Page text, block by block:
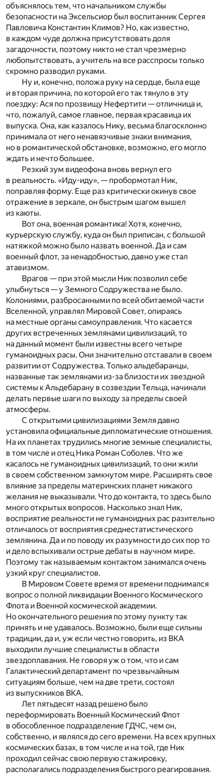
объяснялось тем, что начальником службы
безопасности на Эксельсиор был воспитанник Сергея
Павловича Константин Климов? Но, как известно,
в каждом чуде должна присутствовать доля
загадочности, поэтому никто не стал чрезмерно
любопытствовать, а учитель на все расспросы только
скромно разводил руками.
Ну и, конечно, положа руку на сердце, была еще
и вторая причина, по которой его так тянуло в эту
поездку: Ася по прозвищу Нефертити — отличница и,
что, пожалуй, самое главное, первая красавица их
выпуска. Она, как казалось Нику, весьма благосклонно
принимала от него ненавязчивые знаки внимания,
но в романтической обстановке, возможно, его могло
ждать и нечто большее.
Резкий зум видеофона вновь вернул его
в реальность. «Иду-иду», — пробормотал Ник,
поправляя форму. Еще раз критически окинув свое
отражение в зеркале, он быстрым шагом вышел
из каюты.
Вот она, военная романтика! Хотя, конечно,
курьерскую службу, куда он был приписан, с большой
натяжкой можно было назвать военной. Да и сам
военный флот, за ненадобностью, давно уже стал
атавизмом.
Врагов — при этой мысли Ник позволил себе
улыбнуться — у Земного Содружества не было.
Колониями, разбросанными по всей обитаемой части
Вселенной, управлял Мировой Совет, опираясь
на местные органы самоуправления. Что касается
других встреченных землянами цивилизаций, то
на данный момент были известны всего четыре
гуманоидных расы. Они значительно отставали в своем
развитии от Содружества. Только альдебаранцы,
названные так землянами из-за близости их звездной
системы к Альдебарану в созвездии Тельца, начинали
делать первые шаги по выходу за пределы своей
атмосферы.
С открытыми цивилизациями Земля давно
установила официальные дипломатические отношения.
На их планетах трудились многие земные специалисты,
в том числе и отец Ника Роман Соболев. Что же
касалось не гуманоидных цивилизаций, то они жили
в своем собственном замкнутом мире. Расширять свое
влияние за пределы материнских планет никакого
желания не выказывали. Что до контакта, то здесь было
много открытых вопросов. Насколько знал Ник,
восприятие реальности не гуманоидных рас разительно
отличалось от восприятия среднестатистического
землянина. Да и по поводу их разумности до сих пор то
и дело вспыхивали острые дебаты в научном мире.
Поэтому так называемым контактом занимался очень
узкий круг специалистов.
В Мировом Совете время от времени поднимался
вопрос о полной ликвидации Военного Космического
Флота и Военной космической академии.
Но окончательного решения по этому пункту так
принять и не удавалось. Возможно, были еще сильны
традиции, да и, уж если честно говорить, из ВКА
выходили лучшие специалисты в области
звездоплавания. Не говоря уж о том, что и сам
Галактический департамент по чрезвычайным
ситуациям больше, чем на две трети, состоял
из выпускников ВКА.
Лет пятьдесят назад решено было
переформировать Военный Космический Флот
в обособленное подразделение ГДЧС, чем он,
собственно, и являлся до сего времени. На всех крупных
космических базах, в том числе и на той, где Ник
проходил сейчас свою первую стажировку,
располагались подразделения быстрого реагирования.